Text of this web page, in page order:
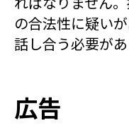
の合法性に疑い
話し合う必要があ
広告